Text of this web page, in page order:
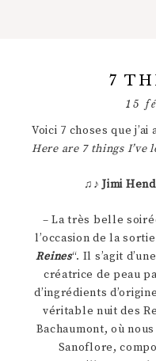
7
15
Voici 7 choses que
Here are 7 things I’ve
♫♪Jimi
– La très belle
l’occasion de la
Reines“. Il s’agit
créatrice de peau
d’ingrédients
véritable nuit des
Bachaumont, où
Sanoflore,